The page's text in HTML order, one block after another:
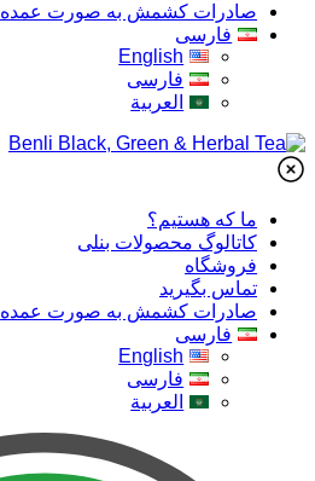
صادرات کشمش به صورت عمده
فارسی
English
فارسی
العربية
ما که هستیم؟
کاتالوگ محصولات بنلی
فروشگاه
تماس بگیرید
صادرات کشمش به صورت عمده
فارسی
English
فارسی
العربية